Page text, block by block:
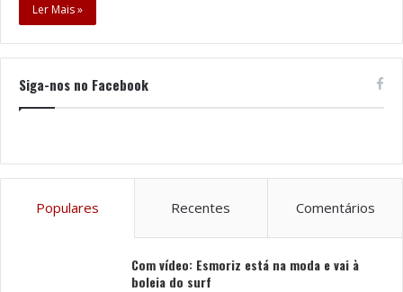
Ler Mais »
Siga-nos no Facebook
Populares Recentes Comentários
Com vídeo: Esmoriz está na moda e vai à
boleia do surf